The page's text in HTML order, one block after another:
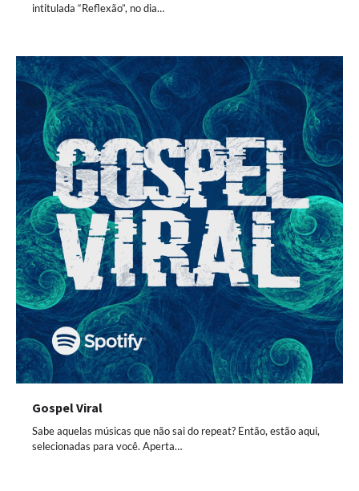
intitulada “Reflexão”, no dia…
Gospel Viral
Sabe aquelas músicas que não sai do repeat? Então, estão aqui,
selecionadas para você. Aperta…